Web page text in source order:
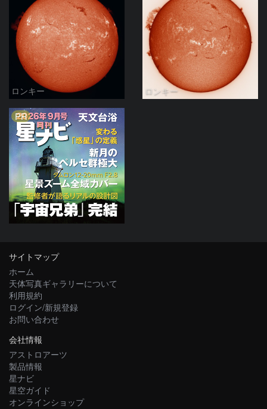
ロンキー ロンキー
PR
サイトマップ
ホーム
天体写真ギャラリーについて
利用規約
ログイン/新規登録
お問い合わせ
会社情報
アストロアーツ
製品情報
星ナビ
星空ガイド
オンラインショップ